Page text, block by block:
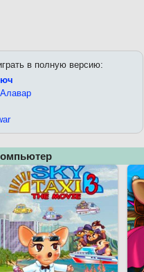
в полную версию: